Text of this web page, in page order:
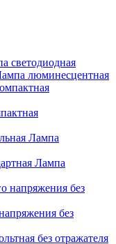
светодиодная
люминесцентная
Лампа
Лампа
без